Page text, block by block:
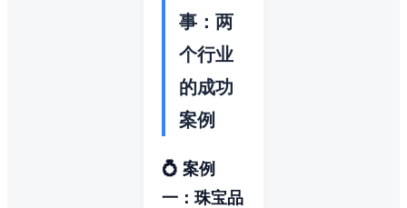
事：两
个行业
的成功
案例
💍 案例
一：珠宝品